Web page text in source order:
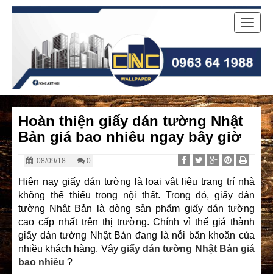
Toggle
Hoàn thiện giấy dán tường Nhật
Bản giá bao nhiêu ngay bây giờ
08/09/18 - 0
Hiện nay giấy dán tường là loại vật liệu trang trí nhà
không thể thiếu trong nội thất. Trong đó, giấy dán
tường Nhật Bản là dòng sản phẩm giấy dán tường
cao cấp nhất trên thị trường. Chính vì thế giá thành
giấy dán tường Nhật Bản đang là nỗi băn khoăn của
nhiều khách hàng. Vậy giấy dán tường Nhật Bản giá
bao nhiêu ?